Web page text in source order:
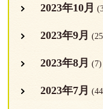
2023年10月
2023年9月
2023年8月 (7)
2023年7月